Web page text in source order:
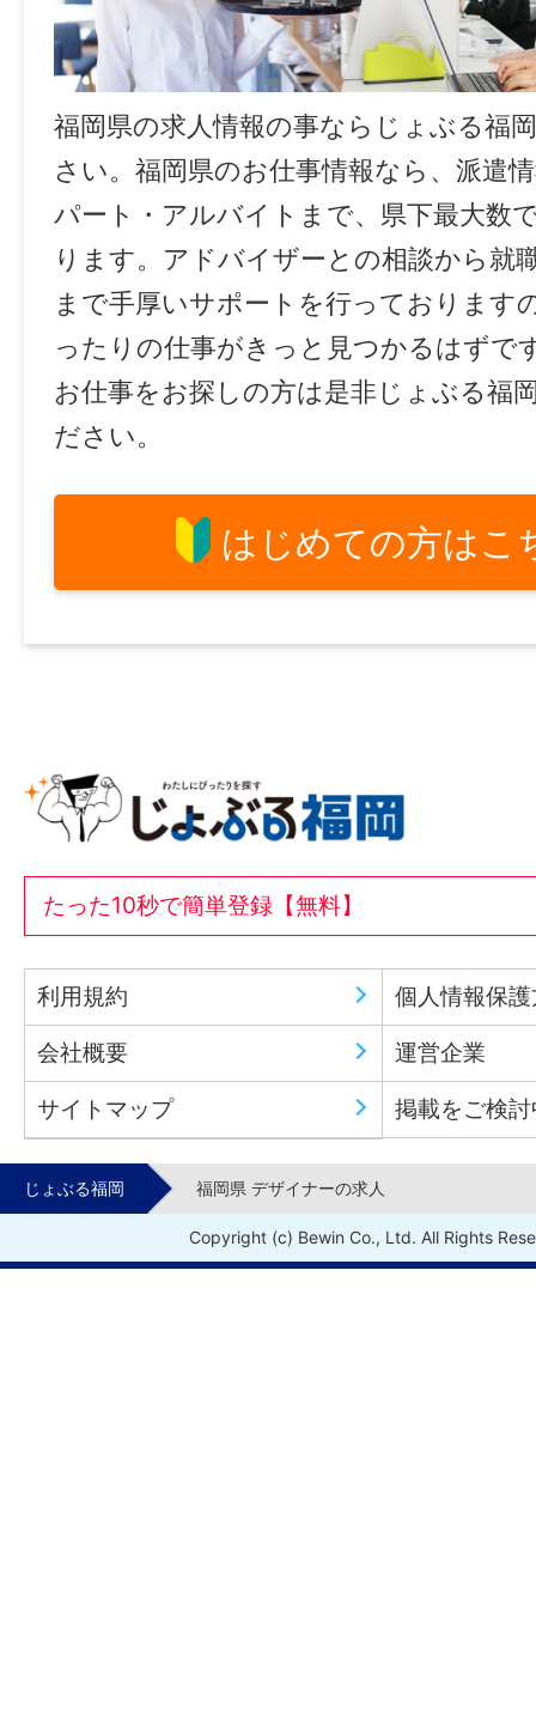
福岡県の求人情報の事ならじょぶる福
さい。福岡県のお仕事情報なら、派遣
パート・アルバイトまで、県下最大数
ります。アドバイザーとの相談から就
まで手厚いサポートを行っております
ったりの仕事がきっと見つかるはずで
お仕事をお探しの方は是非じょぶる福
ださい。
はじめての方はこ
たった10秒で簡単登録【無料】
利用規約 個人情報保
会社概要 運営企業
サイトマップ 掲載をご検
じょぶる福岡 福岡県 デザイナーの求人
Copyright (c) Bewin Co., Ltd. All Rights